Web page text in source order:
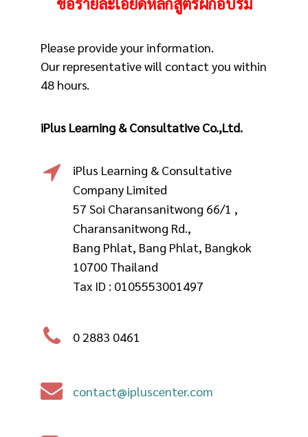
Please provide your information.
Our representative will contact you within
48 hours.
iPlus Learning & Consultative Co.,Ltd.
iPlus Learning & Consultative
Company Limited
57 Soi Charansanitwong 66/1 ,
Charansanitwong Rd.,
Bang Phlat, Bang Phlat, Bangkok
10700 Thailand
Tax ID : 0105553001497
0 2883 0461
contact@ipluscenter.com